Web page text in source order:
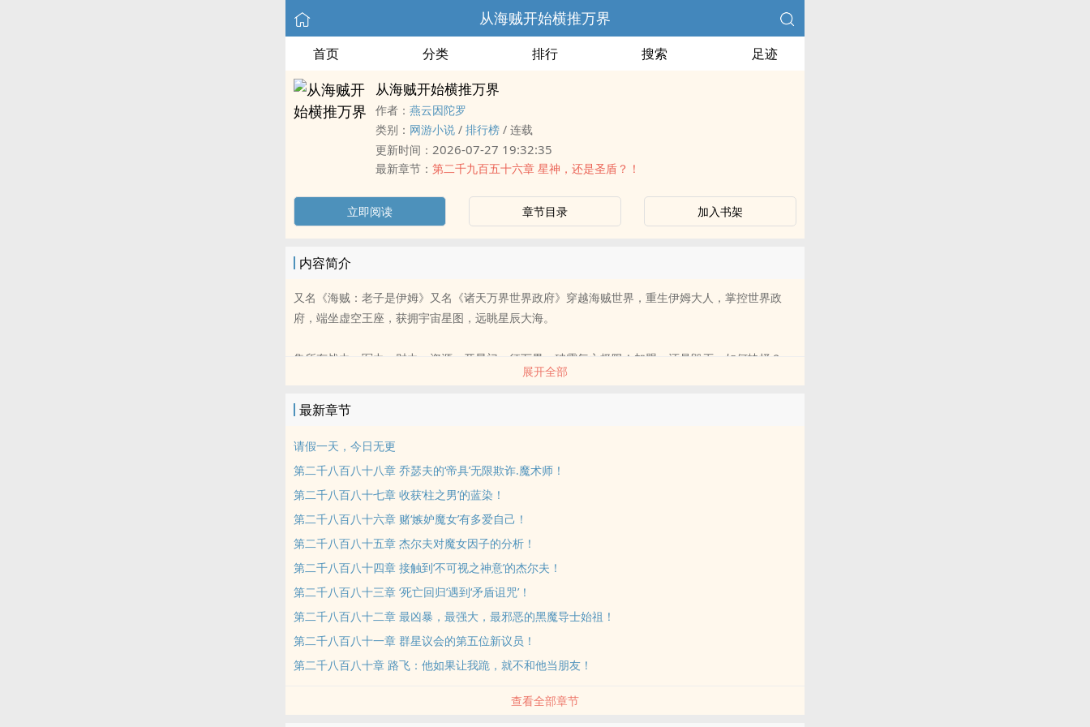
从海贼开始横推万界
首页 分类 排行 搜索 足迹
从海贼开始横推万界
作者： 燕云因陀罗
类别： 网游小说 / 排行榜 / 连载
更新时间： 2026-07-27 19:32:35
最新章节： 第二千九百五十六章 星神，还是圣盾？！
立即阅读 章节目录 加入书架
内容简介
又名《海贼：老子是伊姆》又名《诸天万界世界政府》穿越海贼世界，重生伊姆大人，掌控世界政
府，端坐虚空王座，获拥宇宙星图，远眺星辰大海。
集所有战力，军力，财力，资源，开星门，征万界，破霸气之极限！加盟，还是毁灭，如何抉择？
展开全部
最新章节
请假一天，今日无更
第二千八百八十八章 乔瑟夫的‘帝具’无限欺诈.魔术师！
第二千八百八十七章 收获‘柱之男’的蓝染！
第二千八百八十六章 赌‘嫉妒魔女’有多爱自己！
第二千八百八十五章 杰尔夫对魔女因子的分析！
第二千八百八十四章 接触到‘不可视之神意’的杰尔夫！
第二千八百八十三章 ‘死亡回归’遇到‘矛盾诅咒’！
第二千八百八十二章 最凶暴，最强大，最邪恶的黑魔导士始祖！
第二千八百八十一章 群星议会的第五位新议员！
第二千八百八十章 路飞：他如果让我跪，就不和他当朋友！
查看全部章节